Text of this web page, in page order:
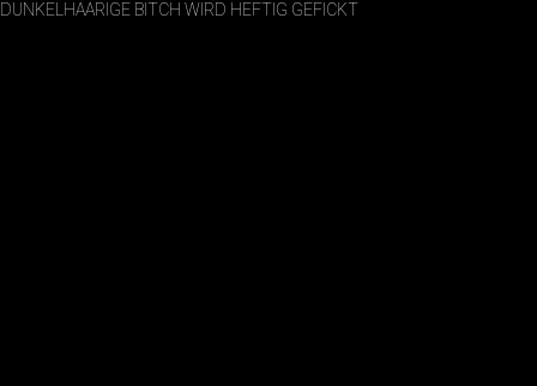
DUNKELHAARIGE BITCH WIRD HEFTIG GEFICKT